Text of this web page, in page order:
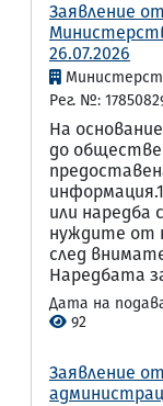
Заявление
26.07.2026
Рег. №:
На
до
или наредба
нуждите от
след
Наредбата
Дата на
92
Заявление